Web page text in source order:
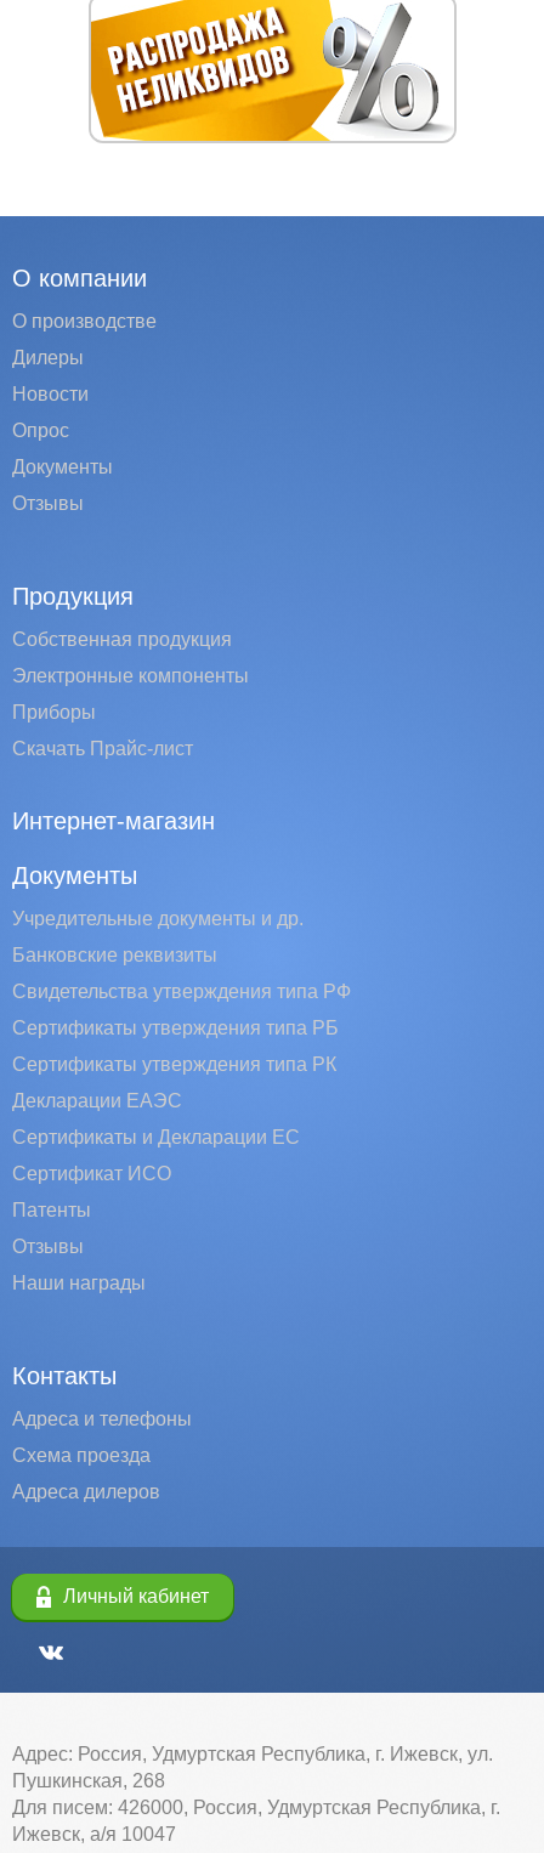
О компании
О производстве
Дилеры
Новости
Опрос
Документы
Отзывы
Продукция
Собственная продукция
Электронные компоненты
Приборы
Скачать Прайс-лист
Интернет-магазин
Документы
Учредительные документы и др.
Банковские реквизиты
Свидетельства утверждения типа РФ
Сертификаты утверждения типа РБ
Сертификаты утверждения типа РК
Декларации ЕАЭС
Сертификаты и Декларации EC
Сертификат ИСО
Патенты
Отзывы
Наши награды
Контакты
Адреса и телефоны
Схема проезда
Адреса дилеров
Личный кабинет
Адрес: Россия, Удмуртская Республика, г. Ижевск, ул.
Пушкинская, 268
Для писем: 426000, Россия, Удмуртская Республика, г.
Ижевск, а/я 10047